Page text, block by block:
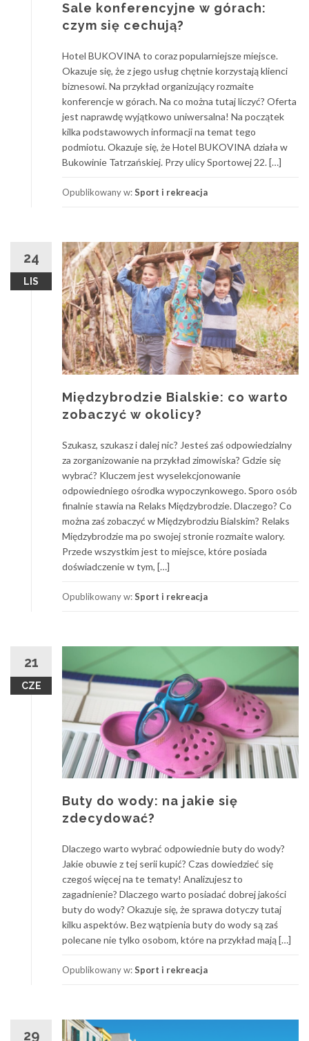
Sale konferencyjne w górach:
czym się cechują?
Hotel BUKOVINA to coraz popularniejsze miejsce.
Okazuje się, że z jego usług chętnie korzystają klienci
biznesowi. Na przykład organizujący rozmaite
konferencje w górach. Na co można tutaj liczyć? Oferta
jest naprawdę wyjątkowo uniwersalna! Na początek
kilka podstawowych informacji na temat tego
podmiotu. Okazuje się, że Hotel BUKOVINA działa w
Bukowinie Tatrzańskiej. Przy ulicy Sportowej 22. […]
Opublikowany w:Sport i rekreacja
24
LIS
Międzybrodzie Bialskie: co warto
zobaczyć w okolicy?
Szukasz, szukasz i dalej nic? Jesteś zaś odpowiedzialny
za zorganizowanie na przykład zimowiska? Gdzie się
wybrać? Kluczem jest wyselekcjonowanie
odpowiedniego ośrodka wypoczynkowego. Sporo osób
finalnie stawia na Relaks Międzybrodzie. Dlaczego? Co
można zaś zobaczyć w Międzybrodziu Bialskim? Relaks
Międzybrodzie ma po swojej stronie rozmaite walory.
Przede wszystkim jest to miejsce, które posiada
doświadczenie w tym, […]
Opublikowany w:Sport i rekreacja
21
CZE
Buty do wody: na jakie się
zdecydować?
Dlaczego warto wybrać odpowiednie buty do wody?
Jakie obuwie z tej serii kupić? Czas dowiedzieć się
czegoś więcej na te tematy! Analizujesz to
zagadnienie? Dlaczego warto posiadać dobrej jakości
buty do wody? Okazuje się, że sprawa dotyczy tutaj
kilku aspektów. Bez wątpienia buty do wody są zaś
polecane nie tylko osobom, które na przykład mają […]
Opublikowany w:Sport i rekreacja
29